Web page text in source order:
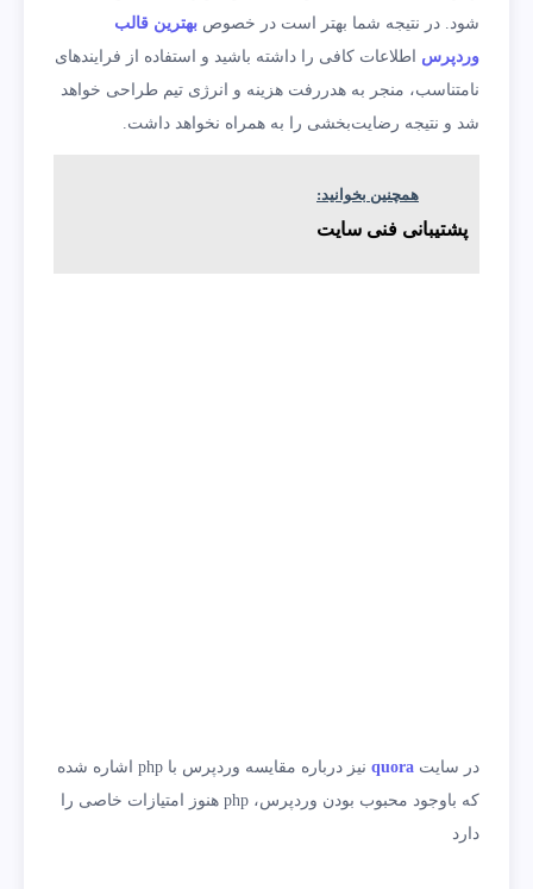
شود. در نتیجه شما بهتر است در خصوص بهترین قالب
وردپرس اطلاعات کافی را داشته باشید و استفاده از فرایندهای
نامتناسب، منجر به هدررفت هزینه و انرژی تیم طراحی خواهد
شد و نتیجه رضایت‌بخشی را به همراه نخواهد داشت.
همچنین بخوانید:
پشتیبانی فنی سایت
در سایت quora
نیز درباره مقایسه وردپرس با php اشاره شده
که باوجود محبوب بودن وردپرس، php هنوز امتیازات خاصی را
دارد